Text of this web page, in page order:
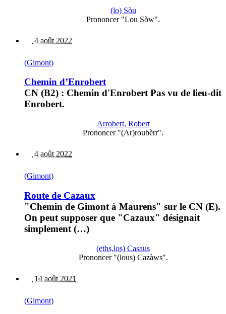
(lo) Sòu
Prononcer "Lou Sòw".
4 août 2022
(Gimont)
Chemin d’Enrobert
CN (B2) : Chemin d'Enrobert Pas vu de lieu-dit
Enrobert.
Arrobert, Robert
Prononcer "(Ar)roubèrr".
4 août 2022
(Gimont)
Route de Cazaux
"Chemin de Gimont à Maurens" sur le CN (E).
On peut supposer que "Cazaux" désignait
simplement (…)
(eths,los) Casaus
Prononcer "(lous) Cazàws".
14 août 2021
(Gimont)